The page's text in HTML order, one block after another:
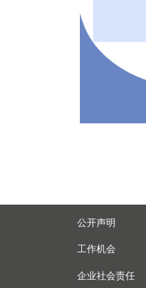
公开声明
工作机会
企业社会责任